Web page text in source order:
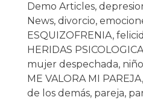
Demo Articles,
News, divorcio,
ESQUIZOFRENIA,
HERIDAS
mujer despechada,
ME VALORA MI PAREJA,
de los demás, pareja,